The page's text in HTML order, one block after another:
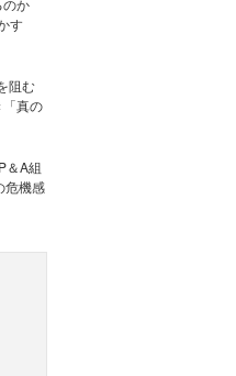
のか
す
阻む
「真の
＆A組
危機感